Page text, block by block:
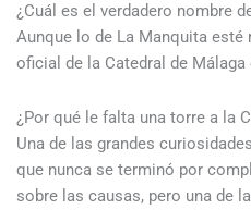
¿Cuál es el verdadero nombre
Aunque lo de La Manquita esté
oficial de la Catedral de Málaga
¿Por qué le falta una torre a la
Una de las grandes
que nunca se terminó por
sobre las causas, pero una de